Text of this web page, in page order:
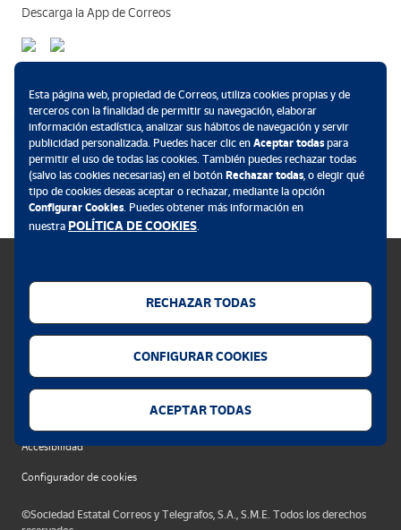
Descarga la App de Correos
Política de cookies
Privacidad web
Accesibilidad
Configurador de cookies
©Sociedad Estatal Correos y Telegrafos, S.A., S.M.E. Todos los derechos
Esta página web, propiedad de Correos, utiliza cookies propias y de
terceros con la finalidad de permitir su navegación, elaborar
información estadística, analizar sus hábitos de navegación y servir
publicidad personalizada. Puedes hacer clic en Aceptar todaspara
permitir el uso de todas las cookies. También puedes rechazar todas
(salvo las cookies necesarias) en el botón Rechazar todas, o elegir qué
tipo de cookies deseas aceptar o rechazar, mediante la opción
Configurar Cookies. Puedes obtener más información en
nuestra POLÍTICA DE COOKIES.
RECHAZAR TODAS
CONFIGURAR COOKIES
ACEPTAR TODAS